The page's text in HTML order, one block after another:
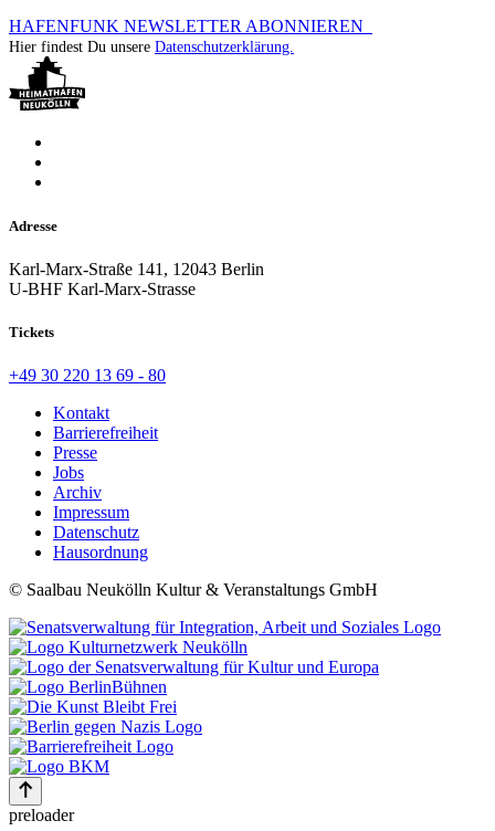
HAFENFUNK NEWSLETTER ABONNIEREN
Hier findest Du unsere Datenschutzerklärung.
Adresse
Karl-Marx-Straße 141, 12043 Berlin
U-BHF Karl-Marx-Strasse
Tickets
+49 30 220 13 69 - 80
Kontakt
Barrierefreiheit
Presse
Jobs
Archiv
Impressum
Datenschutz
Hausordnung
© Saalbau Neukölln Kultur & Veranstaltungs GmbH
preloader